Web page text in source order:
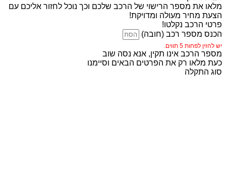
מלאו את מספר הרישוי של הרכב שלכם וכך נוכל לחזור אליכם עם
הצעת מחיר מעולה ומדויקת!
פרטי הרכב נקלטו!
הכנס מספר רכב (חובה)
יש להזין לפחות 5 תווים.
מספר הרכב אינו תקין, אנא נסה שוב
כעת מלאו רק את הפרטים הבאים וסיימנו
סוג התקלה